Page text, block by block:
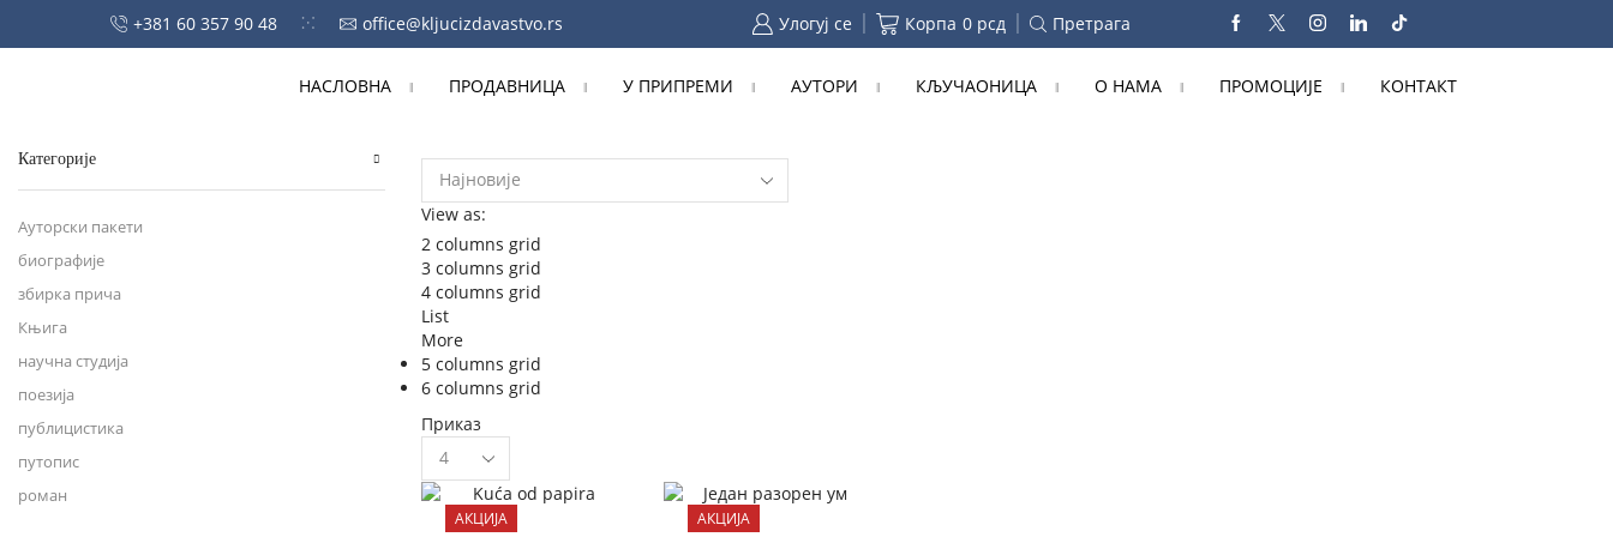
+381 60 357 90 48 office@kljucizdavastvo.rs Улогуј се Корпа 0 рсд Претрага
НАСЛОВНА ПРОДАВНИЦА У ПРИПРЕМИ АУТОРИ КЉУЧАОНИЦА О НАМА ПРОМОЦИЈЕ КОНТАКТ
View as:
2 columns grid
3 columns grid
4 columns grid
List
More
5 columns grid
6 columns grid
Приказ
Products
per
page
АКЦИЈА АКЦИЈА
Категорије
Ауторски пакети
биографије
збирка прича
Књига
научна студија
поезија
публицистика
путопис
роман